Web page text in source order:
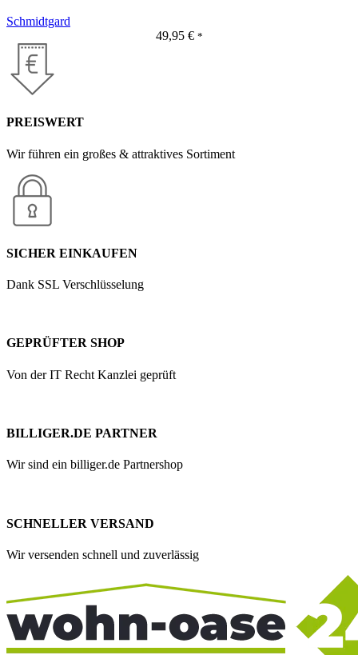
Schmidtgard
49,95 € *
PREISWERT
Wir führen ein großes & attraktives Sortiment
SICHER EINKAUFEN
Dank SSL Verschlüsselung
GEPRÜFTER SHOP
Von der IT Recht Kanzlei geprüft
BILLIGER.DE PARTNER
Wir sind ein billiger.de Partnershop
SCHNELLER VERSAND
Wir versenden schnell und zuverlässig